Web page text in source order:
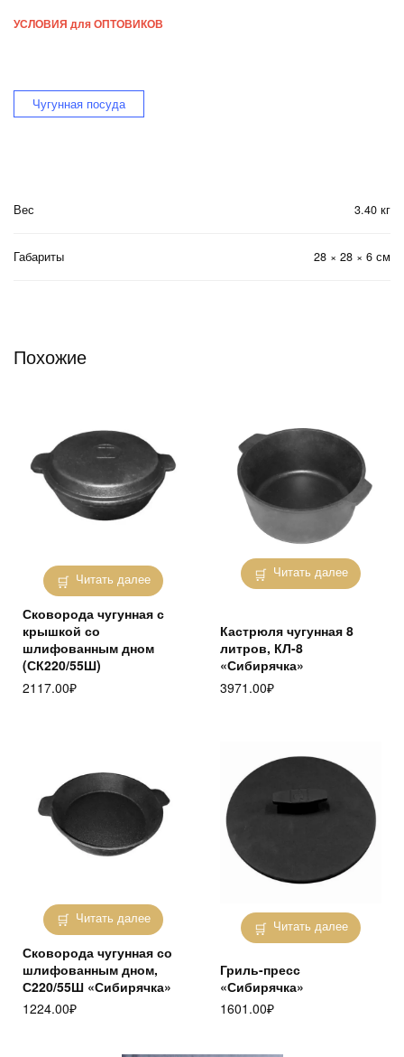
УСЛОВИЯ для ОПТОВИКОВ
Чугунная посуда
Вес 3.40 кг
Габариты 28 × 28 × 6 см
Похожие
Читать далее
Сковорода чугунная с
крышкой со
шлифованным дном
(СК220/55Ш)
2117.00₽
Читать далее
Кастрюля чугунная 8
литров, КЛ-8
«Сибирячка»
3971.00₽
Читать далее
Сковорода чугунная со
шлифованным дном,
С220/55Ш «Сибирячка»
1224.00₽
Читать далее
Гриль-пресс
«Сибирячка»
1601.00₽